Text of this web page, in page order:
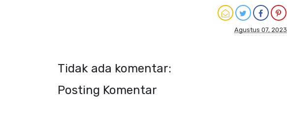
Agustus 07, 2023
Tidak ada komentar:
Posting Komentar